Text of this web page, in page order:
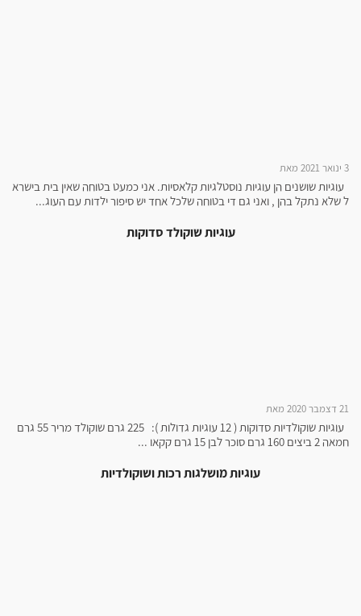
3 ינואר 2021 מאת
עוגיות שושנים הן עוגיות נוסטלגיות קלאסיות. אני כמעט בטוחה שאין בית בישרא
ל שלא נתקל בהן , ואני גם די בטוחה שלכל אחד יש סיפור ילדות עם העוג...
עוגיות שוקולד סדוקות
21 דצמבר 2020 מאת
עוגיות שוקולדיות סדוקות ( 12 עוגיות גדולות ): 225 גרם שוקולד מריר 55 גרם
חמאה 2 ביצים 160 גרם סוכר לבן 15 גרם קקאו ...
עוגיות מושלגות רכות ושוקולדיות